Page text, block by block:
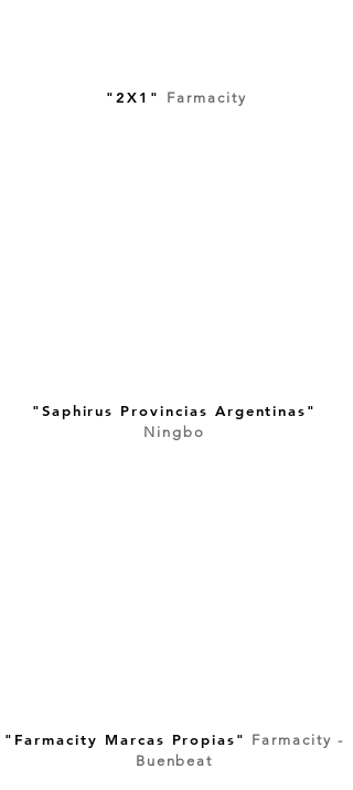
"2X1" Farmacity
"Saphirus Provincias Argentinas"
Ningbo
"Farmacity Marcas Propias" Farmacity -
Buenbeat